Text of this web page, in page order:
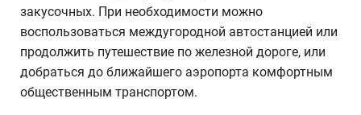
закусочных. При необходимости можно
воспользоваться междугородной автостанцией или
продолжить путешествие по железной дороге, или
добраться до ближайшего аэропорта комфортным
общественным транспортом.